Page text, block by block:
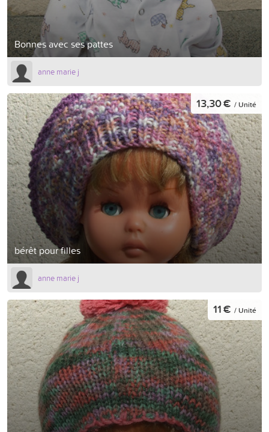
Bonnes avec ses pattes
anne marie j
bérêt pour filles
13,30 € / Unité
anne marie j
11 € / Unité